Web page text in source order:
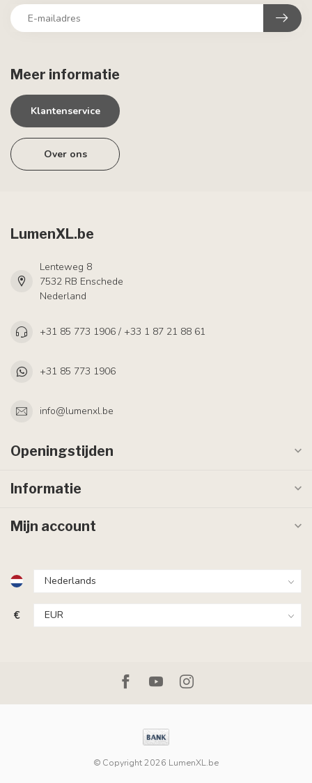
Meer informatie
Klantenservice
Over ons
LumenXL.be
Lenteweg 8
7532 RB Enschede
Nederland
+31 85 773 1906 / +33 1 87 21 88 61
+31 85 773 1906
info@lumenxl.be
Openingstijden
Informatie
Mijn account
€
© Copyright 2026 LumenXL.be